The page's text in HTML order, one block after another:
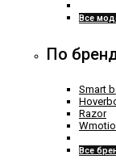
Все
По
Smart
Razor
Все